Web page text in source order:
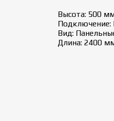
Высота: 500
Подключение:
Вид:
Длина: 2400